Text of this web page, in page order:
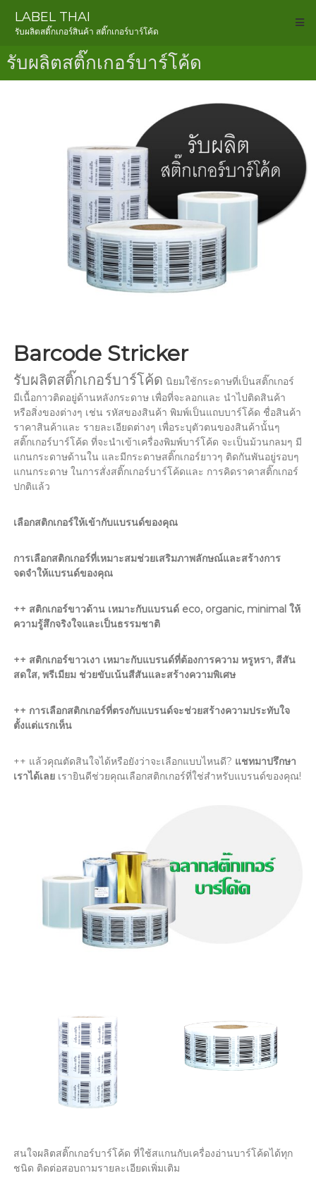
LABEL THAI
รับผลิตสติ๊กเกอร์สินค้า สติ๊กเกอร์บาร์โค้ด
รับผลิตสติ๊กเกอร์บาร์โค้ด
Barcode Stricker
รับผลิตสติ๊กเกอร์บาร์โค้ด นิยมใช้กระดาษที่เป็นสติ๊กเกอร์
มีเนื้อกาวติดอยู่ด้านหลังกระดาษ เพื่อที่จะลอกและ นำไปติดสินค้า
หรือสิ่งของต่างๆ เช่น รหัสของสินค้า พิมพ์เป็นแถบบาร์โค้ด ชื่อสินค้า
ราคาสินค้าและ รายละเอียดต่างๆ เพื่อระบุตัวตนของสินค้านั้นๆ
สติ๊กเกอร์บาร์โค้ด ที่จะนำเข้าเครื่องพิมพ์บาร์โค้ด จะเป็นม้วนกลมๆ มี
แกนกระดาษด้านใน และมีกระดาษสติ๊กเกอร์ยาวๆ ติดกันพันอยู่รอบๆ
แกนกระดาษ ในการสั่งสติ๊กเกอร์บาร์โค้ดและ การคิดราคาสติ๊กเกอร์
ปกติแล้ว
เลือกสติกเกอร์ให้เข้ากับแบรนด์ของคุณ
การเลือกสติกเกอร์ที่เหมาะสมช่วยเสริมภาพลักษณ์และสร้างการ
จดจำให้แบรนด์ของคุณ
++ สติกเกอร์ขาวด้าน เหมาะกับแบรนด์eco, organic, minimal ให้
ความรู้สึกจริงใจและเป็นธรรมชาติ
++ สติกเกอร์ขาวเงา เหมาะกับแบรนด์ที่ต้องการความ หรูหรา, สีสัน
สดใส, พรีเมียม ช่วยขับเน้นสีสันและสร้างความพิเศษ
++ การเลือกสติกเกอร์ที่ตรงกับแบรนด์จะช่วยสร้างความประทับใจ
ตั้งแต่แรกเห็น
++ แล้วคุณตัดสินใจได้หรือยังว่าจะเลือกแบบไหนดี? แชทมาปรึกษา
เราได้เลยเรายินดีช่วยคุณเลือกสติกเกอร์ที่ใช่สำหรับแบรนด์ของคุณ!
สนใจผลิตสติ๊กเกอร์บาร์โค้ด ที่ใช้สแกนกับเครื่องอ่านบาร์โค้ดได้ทุก
ชนิด ติดต่อสอบถามรายละเอียดเพิ่มเติม